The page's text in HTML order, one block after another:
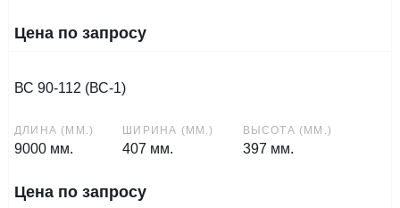
Цена по запросу
ВС 90-112 (ВС-1)
ДЛИНА (ММ.)
9000 мм.
ШИРИНА (ММ.)
407 мм.
ВЫСОТА (ММ.)
397 мм.
Цена по запросу